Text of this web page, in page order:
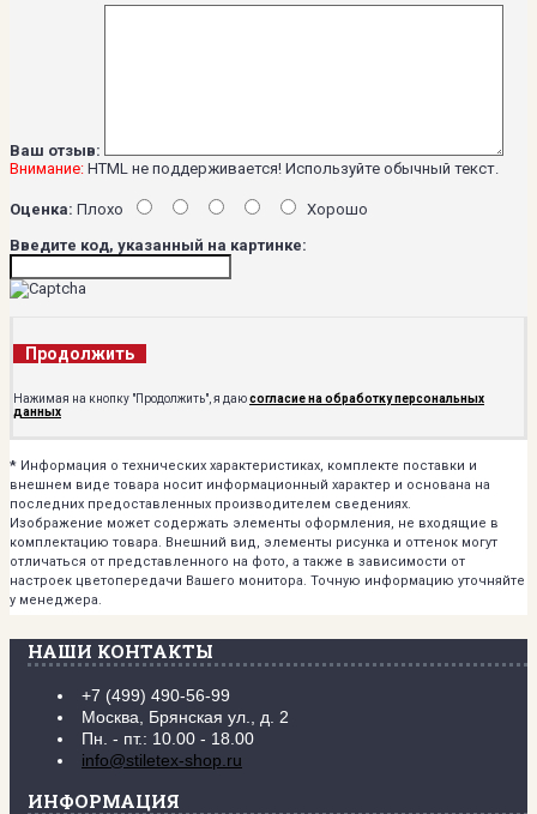
Ваш отзыв:
Внимание: HTML не поддерживается! Используйте обычный текст.
Оценка: Плохо
Хорошо
Введите код, указанный на картинке:
Продолжить
Нажимая на кнопку "Продолжить", я даюсогласие на обработку персональных
данных
* Информация о технических характеристиках, комплекте поставки и
внешнем виде товара носит информационный характер и основана на
последних предоставленных производителем сведениях.
Изображение может содержать элементы оформления, не входящие в
комплектацию товара. Внешний вид, элементы рисунка и оттенок могут
отличаться от представленного на фото, а также в зависимости от
настроек цветопередачи Вашего монитора. Точную информацию уточняйте
у менеджера.
НАШИ КОНТАКТЫ
+7 (499) 490-56-99
Москва, Брянская ул., д. 2
Пн. - пт.: 10.00 - 18.00
info@stiletex-shop.ru
ИНФОРМАЦИЯ